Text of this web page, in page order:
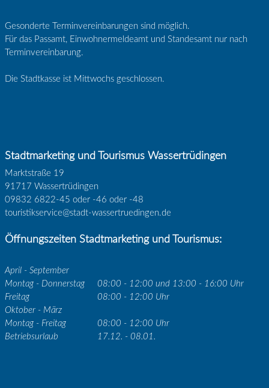
Gesonderte Terminvereinbarungen sind möglich.
Für das Passamt, Einwohnermeldeamt und Standesamt nur nach
Terminvereinbarung.
Die Stadtkasse ist Mittwochs geschlossen.
Stadtmarketing und Tourismus Wassertrüdingen
Marktstraße 19
91717 Wassertrüdingen
09832 6822-45 oder -46 oder -48
touristikservice@stadt-wassertruedingen.de
Öffnungszeiten Stadtmarketing und Tourismus:
April - September
Montag - Donnerstag
08:00 - 12:00 und 13:00 - 16:00 Uhr
Freitag
08:00 - 12:00 Uhr
Oktober - März
Montag - Freitag
08:00 - 12:00 Uhr
Betriebsurlaub
17.12. - 08.01.